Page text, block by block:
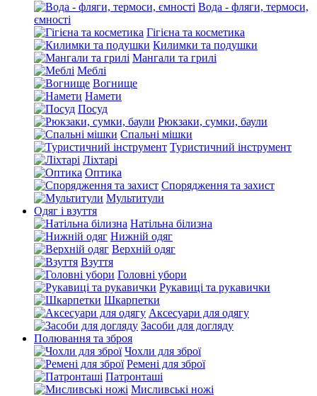
Вода - фляги, термоси,
ємності
Гігієна та косметика
Килимки та подушки
Мангали та грилі
Меблі
Вогнище
Намети
Посуд
Рюкзаки, сумки, баули
Спальні мішки
Туристичний інструмент
Ліхтарі
Оптика
Спорядження та захист
Мультитули
Одяг і взуття
Натільна білизна
Нижній одяг
Верхній одяг
Взуття
Головні убори
Рукавиці та рукавички
Шкарпетки
Аксесуари для одягу
Засоби для догляду
Полювання та зброя
Чохли для зброї
Ремені для зброї
Патронташі
Мисливські ножі